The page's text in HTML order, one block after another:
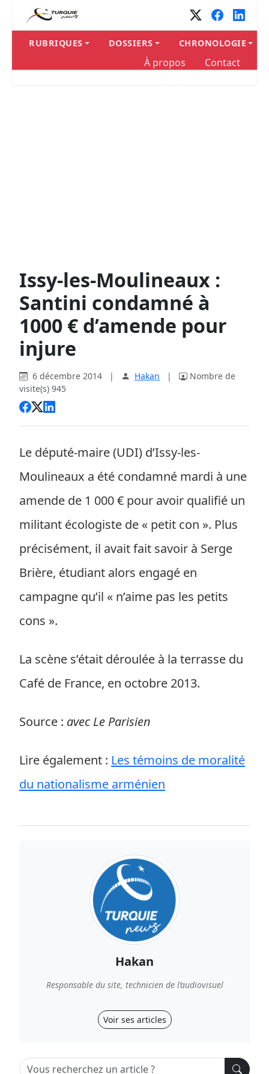
RUBRIQUES DOSSIERS CHRONOLOGIE
À propos Contact
Issy-les-Moulineaux :
Santini condamné à
1000 € d’amende pour
injure
6 décembre 2014 | Hakan |
Nombre de
visite(s) 945
Le député-maire (UDI) d’Issy-les-
Moulineaux a été condamné mardi à une
amende de 1 000 € pour avoir qualifié un
militant écologiste de « petit con ». Plus
précisément, il avait fait savoir à Serge
Brière, étudiant alors engagé en
campagne qu’il « n’aime pas les petits
cons ».
La scène s’était déroulée à la terrasse du
Café de France, en octobre 2013.
Source : avec Le Parisien
Lire également : Les témoins de moralité
du nationalisme arménien
Hakan
Responsable du site, technicien de l’audiovisuel
Voir ses articles